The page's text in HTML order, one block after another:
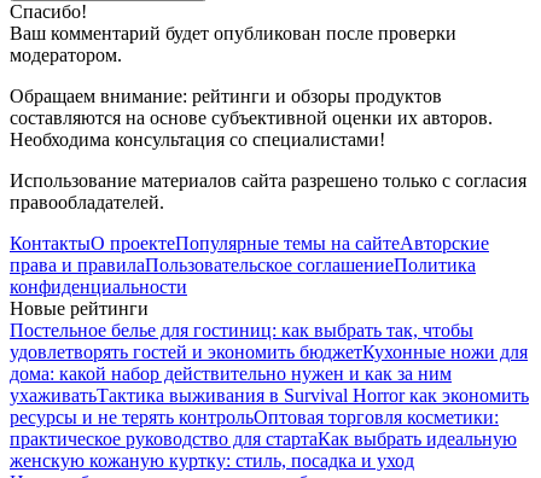
Спасибо!
Ваш комментарий будет опубликован после проверки
модератором.
Обращаем внимание: рейтинги и обзоры продуктов
составляются на основе субъективной оценки их авторов.
Необходима консультация со специалистами!
Использование материалов сайта разрешено только с согласия
правообладателей.
КонтактыО проектеПопулярные темы на сайтеАвторские
права и правилаПользовательское соглашениеПолитика
конфиденциальности
Новые рейтинги
Постельное белье для гостиниц: как выбрать так, чтобы
удовлетворять гостей и экономить бюджетКухонные ножи для
дома: какой набор действительно нужен и как за ним
ухаживатьТактика выживания в Survival Horror как экономить
ресурсы и не терять контрольОптовая торговля косметики:
практическое руководство для стартаКак выбрать идеальную
женскую кожаную куртку: стиль, посадка и уход